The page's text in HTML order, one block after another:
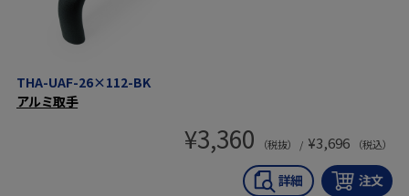
THA-UAF-26×112-BK
アルミ取手
¥3,360 （税抜） / ¥3,696 （税込）